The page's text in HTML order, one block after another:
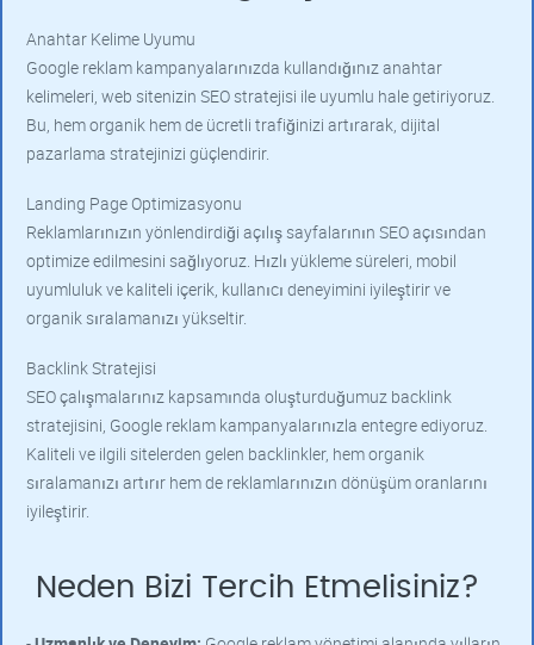
Anahtar Kelime Uyumu
Google reklam kampanyalarınızda kullandığınız anahtar
kelimeleri, web sitenizin SEO stratejisi ile uyumlu hale getiriyoruz.
Bu, hem organik hem de ücretli trafiğinizi artırarak, dijital
pazarlama stratejinizi güçlendirir.
Landing Page Optimizasyonu
Reklamlarınızın yönlendirdiği açılış sayfalarının SEO açısından
optimize edilmesini sağlıyoruz. Hızlı yükleme süreleri, mobil
uyumluluk ve kaliteli içerik, kullanıcı deneyimini iyileştirir ve
organik sıralamanızı yükseltir.
Backlink Stratejisi
SEO çalışmalarınız kapsamında oluşturduğumuz backlink
stratejisini, Google reklam kampanyalarınızla entegre ediyoruz.
Kaliteli ve ilgili sitelerden gelen backlinkler, hem organik
sıralamanızı artırır hem de reklamlarınızın dönüşüm oranlarını
iyileştirir.
Neden Bizi Tercih Etmelisiniz?